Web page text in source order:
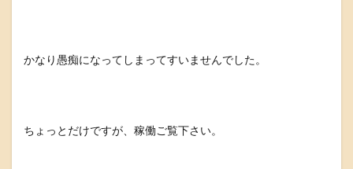
かなり愚痴になってしまってすいませんでした。
ちょっとだけですが、稼働ご覧下さい。